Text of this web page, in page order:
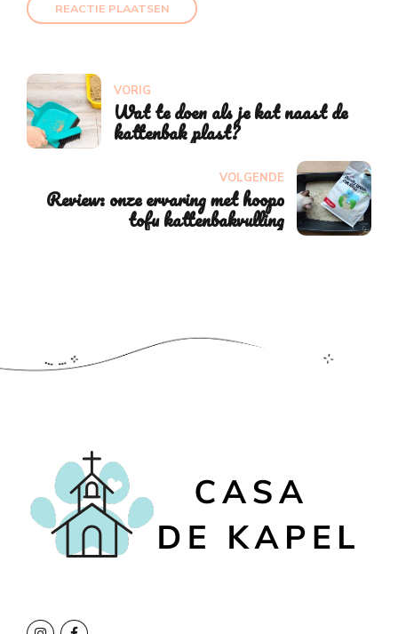
REACTIE PLAATSEN
VORIG
Wat te doen als je kat naast de
kattenbak plast?
VOLGENDE
Review: onze ervaring met hoopo
tofu kattenbakvulling